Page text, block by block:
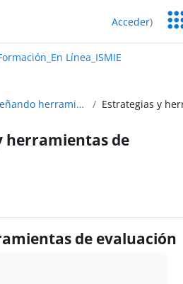
Línea_ISMIE Acceder)
de EducaMadrid:Línea_ISMIE
TEMA 3: Diseñando herramientas para evaluar nuestra tarea
herramientas de
de evaluación